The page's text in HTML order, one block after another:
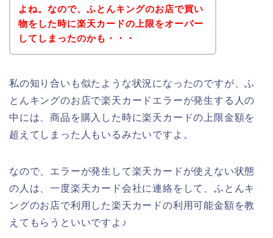
よね。なので、ふとんキングのお店で買い
物をした時に楽天カードの上限をオーバー
してしまったのかも・・・
私の知り合いも似たような状況になったのですが、ふ
とんキングのお店で楽天カードエラーが発生する人の
中には、商品を購入した時に楽天カードの上限金額を
超えてしまった人もいるみたいですよ。
なので、エラーが発生して楽天カードが使えない状態
の人は、一度楽天カード会社に連絡をして、ふとんキ
ングのお店で利用した楽天カードの利用可能金額を教
えてもらうといいですよ♪